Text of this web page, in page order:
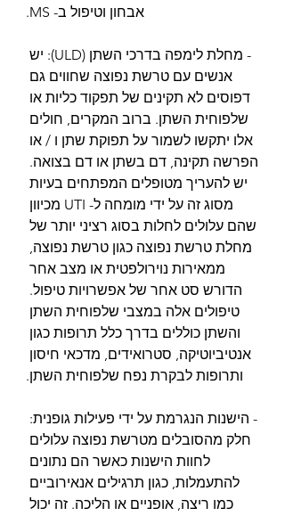
אבחון וטיפול ב- MS.
- מחלת לימפה בדרכי השתן (ULD): יש
אנשים עם טרשת נפוצה שחווים גם
דפוסים לא תקינים של תפקוד כליות או
שלפוחית ​​השתן. ברוב המקרים, חולים
אלו יתקשו לשמור על תפוקת שתן ו / או
הפרשה תקינה, דם בשתן או דם בצואה.
יש להעריך מטופלים המפתחים בעיות
מסוג זה על ידי מומחה ל- UTI מכיוון
שהם עלולים לחלות בסוג רציני יותר של
מחלת טרשת נפוצה כגון טרשת נפוצה,
ממאירות נוירולפטית או מצב אחר
הדורש סט אחר של אפשרויות טיפול.
טיפולים אלה במצבי שלפוחית ​​השתן
והשתן כוללים בדרך כלל תרופות כגון
אנטיביוטיקה, סטרואידים, מדכאי חיסון
ותרופות לבקרת נפח שלפוחית ​​השתן.
- הישנות הנגרמת על ידי פעילות גופנית:
חלק מהסובלים מטרשת נפוצה עלולים
לחוות הישנות כאשר הם נתונים
להתעמלות, כגון תרגילים אנאירוביים
כמו ריצה, אופניים או הליכה. זה יכול